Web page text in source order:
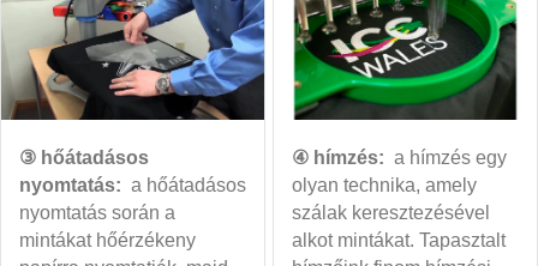
③ hőátadásos
nyomtatás: a hőátadásos
nyomtatás során a
mintákat hőérzékeny
④ hímzés: a hímzés egy
olyan technika, amely
szálak keresztezésével
alkot mintákat. Tapasztalt